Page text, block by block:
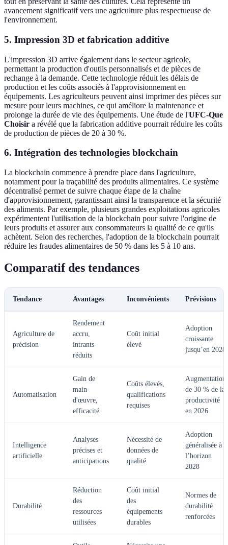
avancement significatif vers une agriculture plus respectueuse de
l'environnement.
5. Impression 3D et fabrication additive
L'impression 3D arrive également dans le secteur agricole,
permettant la production d'outils personnalisés et de pièces de
rechange à la demande. Cette technologie réduit les délais de
production et les coûts associés à l'approvisionnement en
équipements. Les agriculteurs peuvent ainsi imprimer des pièces sur
mesure pour leurs machines, ce qui améliore la maintenance et
prolonge la durée de vie des équipements. Une étude de l'UFC-Que
Choisir a révélé que la fabrication additive pourrait réduire les coûts
de production de pièces de 20 à 30 %.
6. Intégration des technologies blockchain
La blockchain commence à prendre place dans l'agriculture,
notamment pour la traçabilité des produits alimentaires. Ce système
décentralisé permet de suivre chaque étape de la chaîne
d'approvisionnement, garantissant ainsi la transparence et la sécurité
des aliments. Par exemple, plusieurs grandes exploitations agricoles
expérimentent l'utilisation de la blockchain pour suivre l'origine de
leurs produits et assurer aux consommateurs la qualité de ce qu'ils
achètent. Selon des recherches, l'adoption de la blockchain pourrait
réduire les fraudes alimentaires de 50 % dans les 5 à 10 ans.
Comparatif des tendances
Tendance Avantages Inconvénients Prévisions
Agriculture de
précision
Rendement
accru,
intrants
réduits
Coût initial
élevé
Adoption
croissante
jusqu’en 2028
Automatisation
Gain de
main-
d'œuvre,
efficacité
Coûts élevés,
qualifications
requises
Augmentation
de 30 % de la
productivité
en 2026
Intelligence
artificielle
Analyses
précises et
anticipations
Nécessité de
données de
qualité
Adoption
généralisée à
l’horizon
2028
Durabilité
Réduction
des
ressources
utilisées
Coût initial
des
équipements
durables
Normes de
durabilité
renforcées